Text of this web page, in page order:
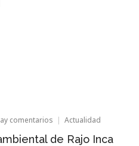
comentarios en
inicia
Actualidad
de Rajo Inca